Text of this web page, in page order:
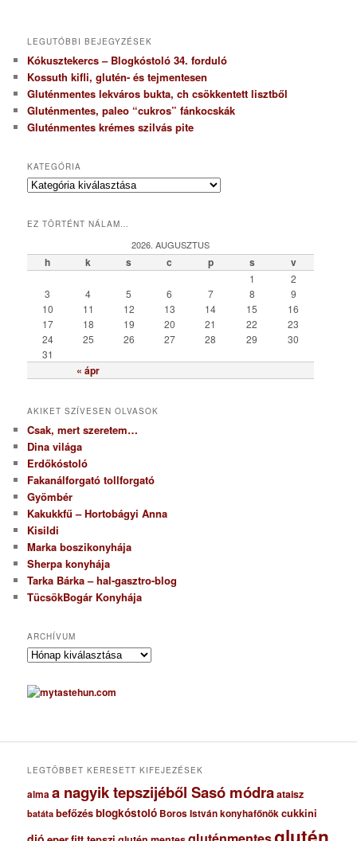
LEGUTÓBBI BEJEGYZÉSEK
Kókusztekercs – Blogkóstoló 34. forduló
Kossuth kifli, glutén- és tejmentesen
Gluténmentes lekváros bukta, ch csökkentett lisztből
Gluténmentes, paleo “cukros” fánkocskák
Gluténmentes krémes szilvás pite
KATEGÓRIA
K
e
r
EZ TÖRTÉNT NÁLAM…
2026. AUGUSZTUS
h k s c p s v
« ápr
1
2
3
4 5 6 7 8
9
10
11 12 13 14 15
16
17
18 19 20 21 22
23
24
25 26 27 28 29
30
31
AKIKET SZÍVESEN OLVASOK
Csak, mert szeretem…
Dina világa
Erdőkóstoló
Fakanálforgató tollforgató
Gyömbér
Kakukkfű – Hortobágyi Anna
Kisildi
Marka boszikonyhája
Sherpa konyhája
Tarka Bárka – hal-gasztro-blog
TücsökBogár Konyhája
ARCHÍVUM
A
c
h
u
LEGTÖBBET KERESETT KIFEJEZÉSEK
almaa nagyik tepszijéből Sasó módraataisz
batáta befőzésblogkóstoló Boros István konyhafőnökcukkini
glutén